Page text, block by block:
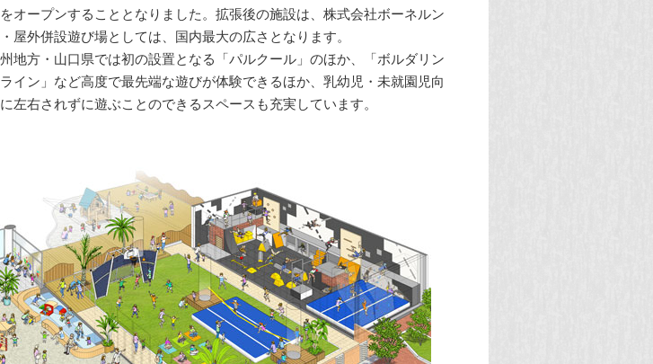
オープンすることとなりました。拡張後の施設は、株式会社ボーネルン
屋外併設遊び場としては、国内最大の広さとなります。
地方・山口県では初の設置となる「パルクール」のほか、「ボルダリン
イン」など高度で最先端な遊びが体験できるほか、乳幼児・未就園児向
左右されずに遊ぶことのできるスペースも充実しています。